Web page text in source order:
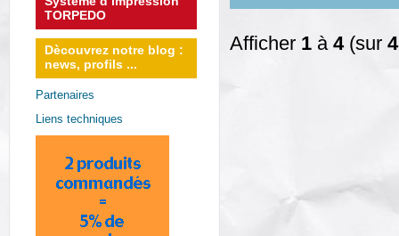
TORPEDO
Dècouvrez notre blog :
news, profils ...
Partenaires
Liens techniques
Afficher 1 à 4(sur 4